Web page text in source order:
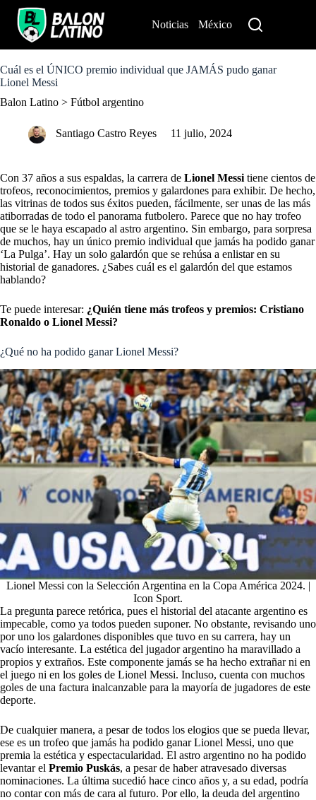
o
c
n
Noticias México
Cuál es el ÚNICO premio individual que JAMÁS pudo ganar
Lionel Messi
Balon Latino > Fútbol argentino
Santiago Castro Reyes 11 julio, 2024
Con 37 años a sus espaldas, la carrera de Lionel Messi tiene cientos de
trofeos, reconocimientos, premios y galardones para exhibir. De hecho,
las vitrinas de todos sus éxitos pueden, fácilmente, ser unas de las más
atiborradas de todo el panorama futbolero. Parece que no hay trofeo
que se le haya escapado al astro argentino. Sin embargo, para sorpresa
de muchos, hay un único premio individual que jamás ha podido ganar
‘La Pulga’. Hay un solo galardón que se rehúsa a enlistar en su
historial de ganadores. ¿Sabes cuál es el galardón del que estamos
hablando?
Te puede interesar: ¿Quién tiene más trofeos y premios: Cristiano
Ronaldo o Lionel Messi?
¿Qué no ha podido ganar Lionel Messi?
Lionel Messi con la Selección Argentina en la Copa América 2024. |
Icon Sport.
La pregunta parece retórica, pues el historial del atacante argentino es
impecable, como ya todos pueden suponer. No obstante, revisando uno
por uno los galardones disponibles que tuvo en su carrera, hay un
vacío interesante. La estética del jugador argentino ha maravillado a
propios y extraños. Este componente jamás se ha hecho extrañar ni en
el juego ni en los goles de Lionel Messi. Incluso, cuenta con muchos
goles de una factura inalcanzable para la mayoría de jugadores de este
deporte.
De cualquier manera, a pesar de todos los elogios que se pueda llevar,
ese es un trofeo que jamás ha podido ganar Lionel Messi, uno que
premia la estética y espectacularidad. El astro argentino no ha podido
levantar el Premio Puskás, a pesar de haber atravesado diversas
nominaciones. La última sucedió hace cinco años y, a su edad, podría
no contar con más de cara al futuro. Por ello, la deuda del argentino